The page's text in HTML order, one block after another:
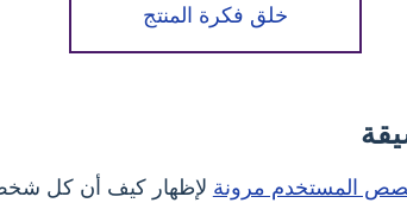
خلق فكرة المنتج
المستخدم مرونة لإظهار كيف أن كل